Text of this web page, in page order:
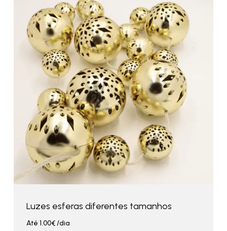
Luzes esferas diferentes tamanhos
Até 1.00€/dia